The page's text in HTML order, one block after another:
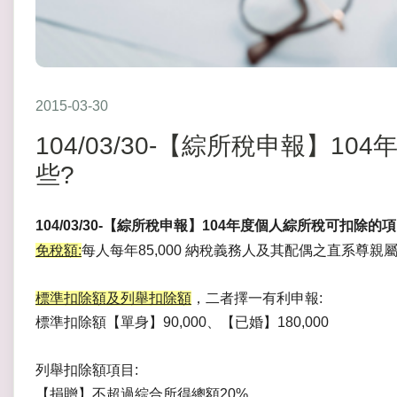
2015-03-30
104/03/30-【綜所稅申報】104
些?
104/03/30-【綜所稅申報】104年度個人綜所稅可扣除的
免稅額:每人每年85,000 納稅義務人及其配偶之直系尊親
標準扣除額及列舉扣除額 ，二者擇一有利申報:
標準扣除額【單身】90,000、【已婚】180,000
列舉扣除額項目:
【捐贈】不超過綜合所得總額20%。